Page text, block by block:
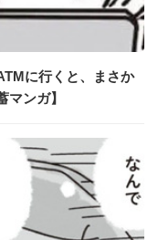
に行くと、まさか
ンガ】